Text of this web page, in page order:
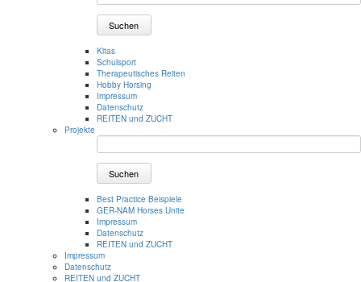
Suchen
Kitas
Schulsport
Therapeutisches Reiten
Hobby Horsing
Impressum
Datenschutz
REITEN und ZUCHT
Projekte
Suchen
Best Practice Beispiele
GER-NAM Horses Unite
Impressum
Datenschutz
REITEN und ZUCHT
Impressum
Datenschutz
REITEN und ZUCHT